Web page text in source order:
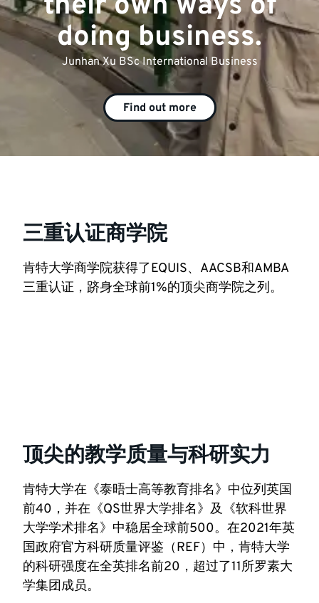
doing business.
Junhan Xu BSc International Business
Find out more
三重认证商学院
肯特大学商学院获得了EQUIS、AACSB和AMBA
三重认证，跻身全球前1%的顶尖商学院之列。
顶尖的教学质量与科研实力
肯特大学在《泰晤士高等教育排名》中位列英国
前40，并在《QS世界大学排名》及《软科世界
大学学术排名》中稳居全球前500。在2021年英
国政府官方科研质量评鉴（REF）中，肯特大学
的科研强度在全英排名前20，超过了11所罗素大
学集团成员。